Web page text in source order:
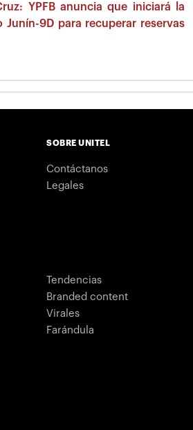
YPFB anuncia que iniciará la
Junín-9D para recuperar reservas
SOBRE UNITEL
Contáctanos
Legales
Tendencias
Branded content
Virales
Farándula